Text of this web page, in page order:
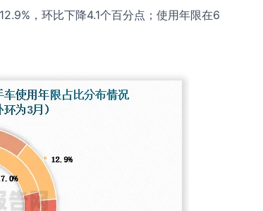
，环比下降4.1个百分点；使用年限在6